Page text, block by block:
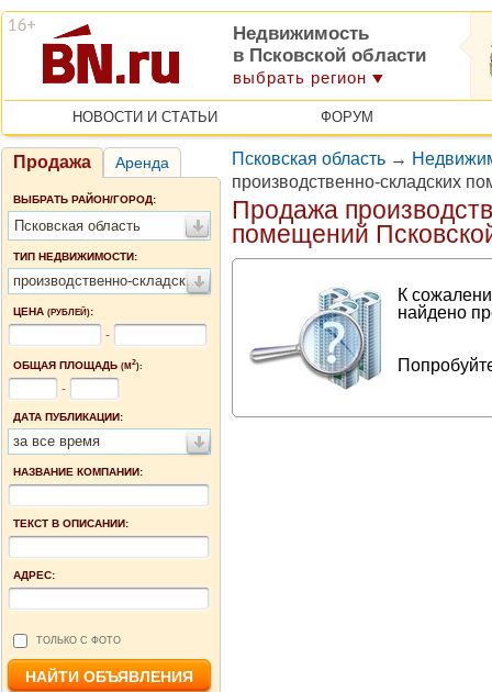
Недвижимость
в Псковской области
выбрать регион
НОВОСТИ И СТАТЬИ ФОРУМ
Продажа Аренда
ВЫБРАТЬ РАЙОН/ГОРОД:
Псковская область
ТИП НЕДВИЖИМОСТИ:
производственно-складские помещения
ЦЕНА (РУБЛЕЙ):
-
ОБЩАЯ ПЛОЩАДЬ (М2):
-
ДАТА ПУБЛИКАЦИИ:
за все время
НАЗВАНИЕ КОМПАНИИ:
ТЕКСТ В ОПИСАНИИ:
АДРЕС:
ТОЛЬКО С ФОТО
Псковская область →
производственно-складских
Продажа
помещений
К
найдено